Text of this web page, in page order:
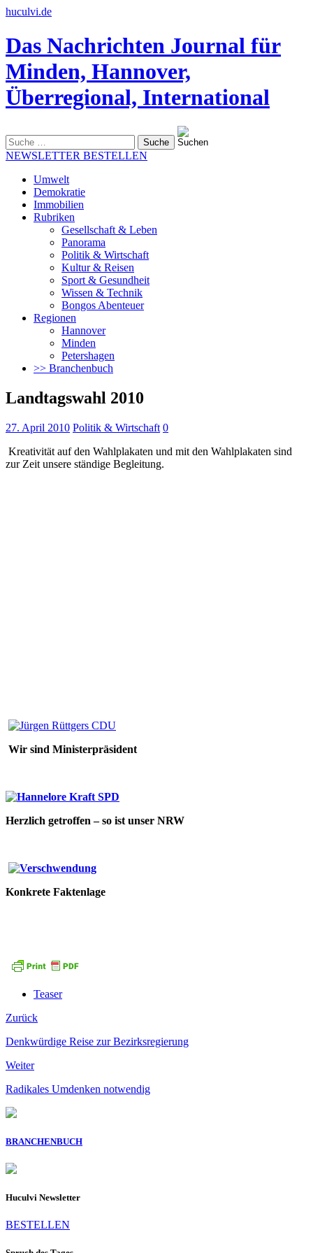
huculvi.de
Das Nachrichten Journal für
Minden, Hannover,
Überregional, International
nach:
NEWSLETTER BESTELLEN
Umwelt
Demokratie
Immobilien
Rubriken
Gesellschaft & Leben
Panorama
Politik & Wirtschaft
Kultur & Reisen
Sport & Gesundheit
Wissen & Technik
Bongos Abenteuer
Regionen
Hannover
Minden
Petershagen
>> Branchenbuch
Landtagswahl 2010
27. April 2010 Politik & Wirtschaft 0
Kreativität auf den Wahlplakaten und mit den Wahlplakaten sind
zur Zeit unsere ständige Begleitung.
Wir sind Ministerpräsident
Herzlich getroffen – so ist unser NRW
Konkrete Faktenlage
Teaser
Zurück
Denkwürdige Reise zur Bezirksregierung
Weiter
Radikales Umdenken notwendig
BRANCHENBUCH
Huculvi Newsletter
BESTELLEN